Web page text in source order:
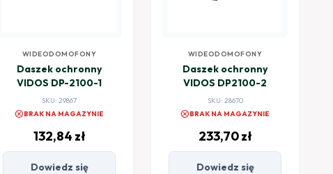
WIDEODOMOFONY
Daszek ochronny
VIDOS DP-2100-1
SKU: 29867
cancelBRAK NA MAGAZYNIE
132,84 zł
Dowiedz się
WIDEODOMOFONY
Daszek ochronny
VIDOS DP2100-2
SKU: 28670
cancelBRAK NA MAGAZYNIE
233,70zł
Dowiedz się